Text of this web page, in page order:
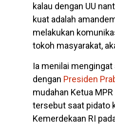
kalau dengan UU
kuat adalah
melakukan
tokoh masyarakat,
Ia menilai
dengan Presiden
mudahan Ketua
tersebut saat pidato
Kemerdekaan RI